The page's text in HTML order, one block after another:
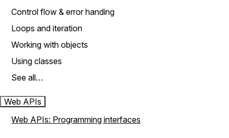
Control flow & error handing
Loops and iteration
Working with objects
Using classes
See all…
Web APIs
Web APIs: Programming interfaces